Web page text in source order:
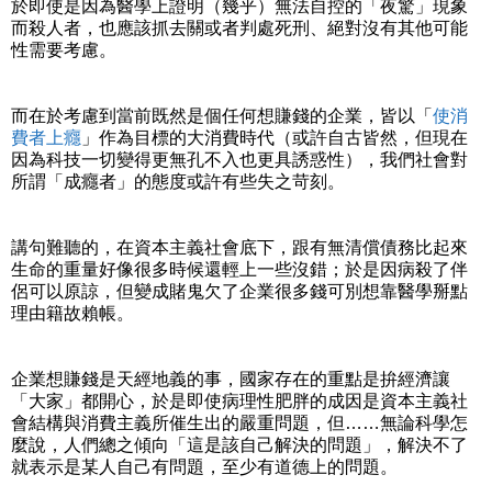
於即使是因為醫學上證明（幾乎）無法自控的「夜驚」現象
而殺人者，也應該抓去關或者判處死刑、絕對沒有其他可能
性需要考慮。
而在於考慮到當前既然是個任何想賺錢的企業，皆以「 使消
費者上癮 」作為目標的大消費時代（或許自古皆然，但現在
因為科技一切變得更無孔不入也更具誘惑性），我們社會對
所謂「成癮者」的態度或許有些失之苛刻。
講句難聽的，在資本主義社會底下，跟有無清償債務比起來
生命的重量好像很多時候還輕上一些沒錯；於是因病殺了伴
侶可以原諒，但變成賭鬼欠了企業很多錢可別想靠醫學掰點
理由籍故賴帳。
企業想賺錢是天經地義的事，國家存在的重點是拚經濟讓
「大家」都開心，於是即使病理性肥胖的成因是資本主義社
會結構與消費主義所催生出的嚴重問題，但……無論科學怎
麼說，人們總之傾向「這是該自己解決的問題」，解決不了
就表示是某人自己有問題，至少有道德上的問題。